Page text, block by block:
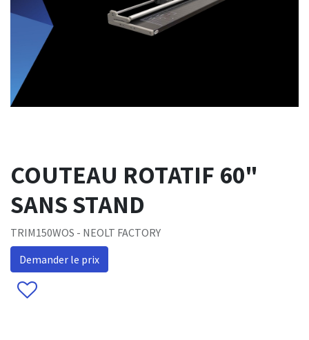
COUTEAU ROTATIF 60"
SANS STAND
TRIM150WOS - NEOLT FACTORY
Demander le prix